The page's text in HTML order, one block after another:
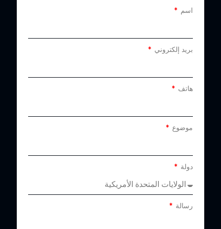
اسم
بريد إلكتروني
هاتف
موضوع
دولة
رسالة